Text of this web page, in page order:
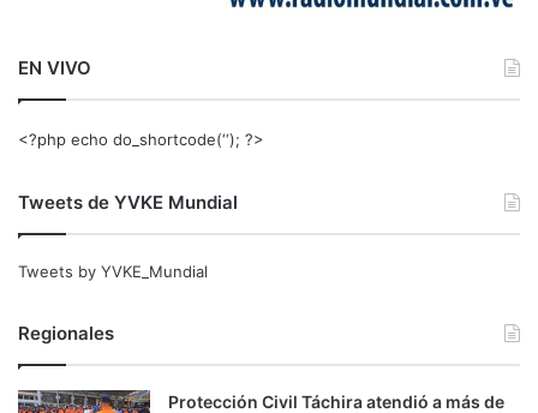
EN VIVO
<?php echo do_shortcode(‘‘); ?>
Tweets de YVKE Mundial
Tweets by YVKE_Mundial
Regionales
Protección Civil Táchira atendió a más de